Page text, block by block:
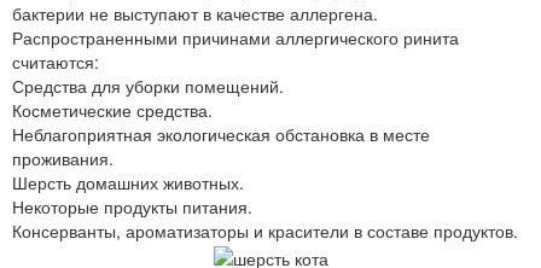
бактерии не выступают в качестве аллергена.
Распространенными причинами аллергического ринита
считаются:
Средства для уборки помещений.
Косметические средства.
Неблагоприятная экологическая обстановка в месте
проживания.
Шерсть домашних животных.
Некоторые продукты питания.
Консерванты, ароматизаторы и красители в составе продуктов.